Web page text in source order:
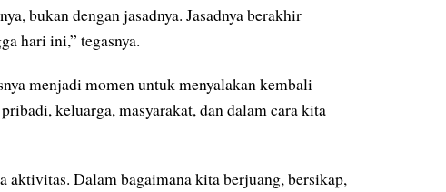
bukan dengan jasadnya. Jasadnya berakhir
hari ini,” tegasnya.
menjadi momen untuk menyalakan kembali
keluarga, masyarakat, dan dalam cara kita
aktivitas. Dalam bagaimana kita berjuang, bersikap,